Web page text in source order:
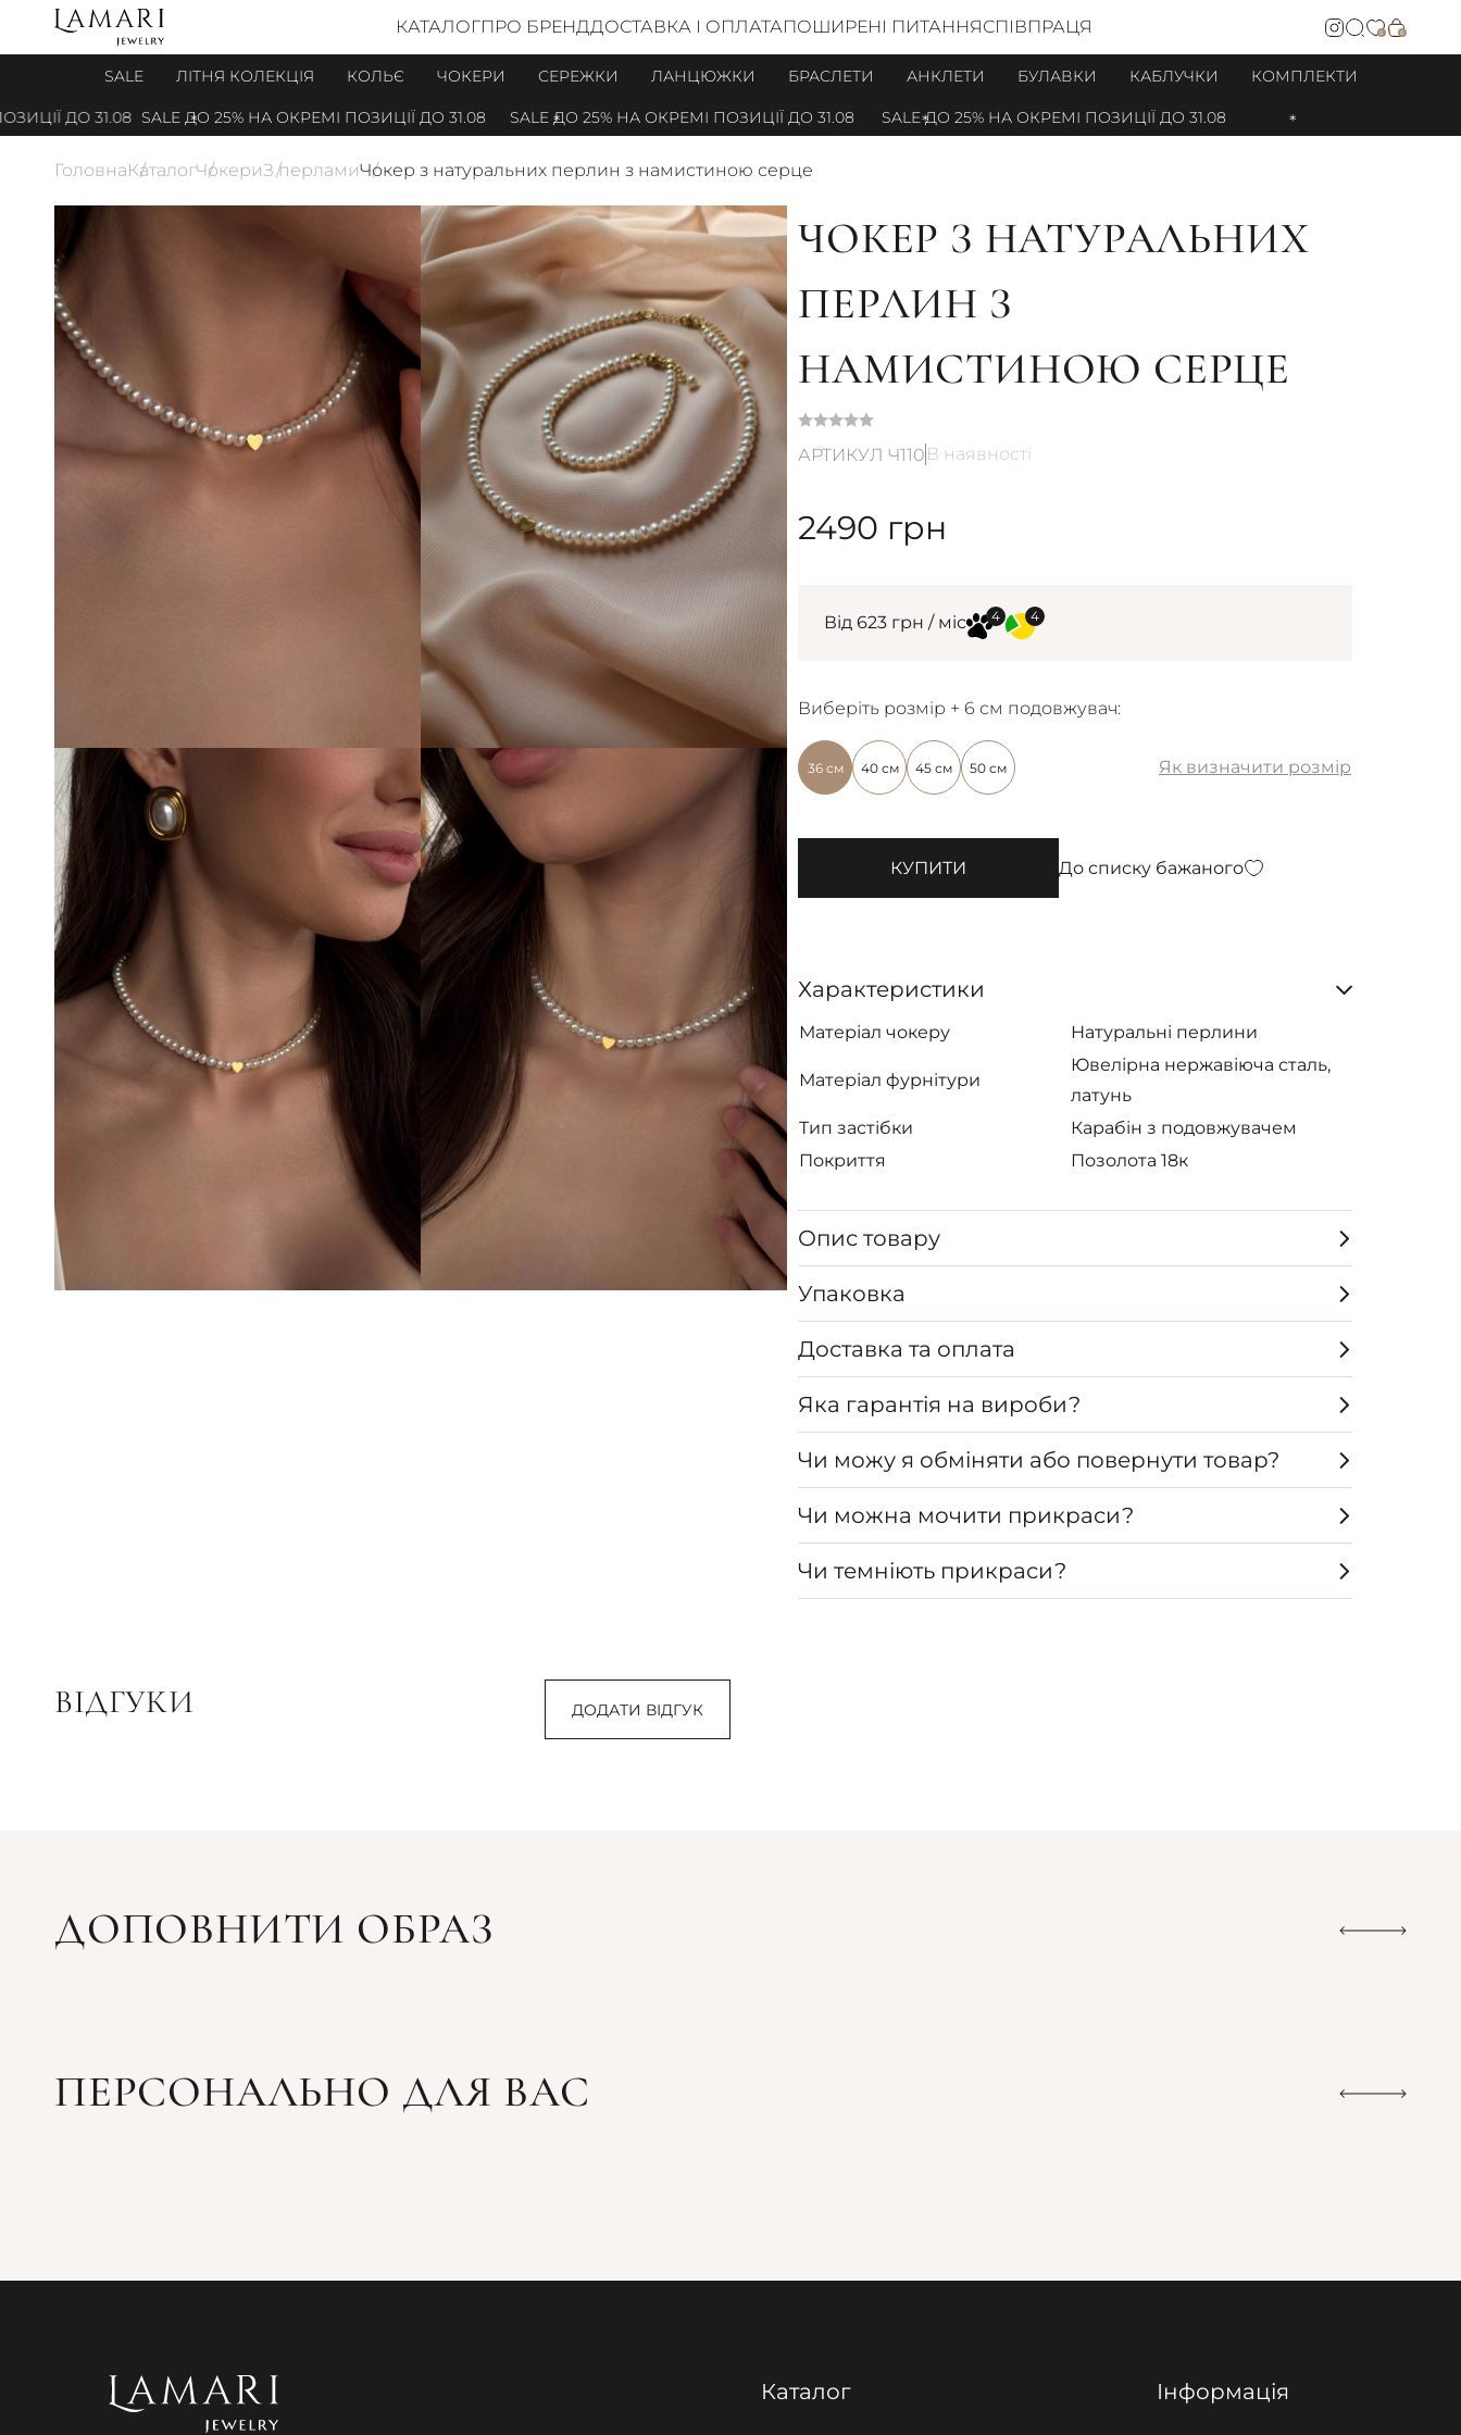
КАТАЛОГПРО БРЕНДДОСТАВКА І ОПЛАТАПОШИРЕНІ ПИТАННЯСПІВПРАЦЯ 0 0
SALE ЛІТНЯ КОЛЕКЦІЯ КОЛЬЄ ЧОКЕРИ СЕРЕЖКИ ЛАНЦЮЖКИ БРАСЛЕТИ АНКЛЕТИ БУЛАВКИ КАБЛУЧКИ КОМПЛЕКТИ
ДО 31.08 SALE ДО 25% НА ОКРЕМІ ПОЗИЦІЇ ДО 31.08 SALE ДО 25% НА ОКРЕМІ ПОЗИЦІЇ ДО 31.08 SALE ДО 25% НА ОКРЕМІ ПОЗИЦІЇ ДО 31.08
ГоловнаКаталогЧокериЗ перламиЧокер з натуральних перлин з намистиною серце
ЧОКЕР З НАТУРАЛЬНИХ
ПЕРЛИН З
НАМИСТИНОЮ СЕРЦЕ
АРТИКУЛ Ч110 В наявності
2490 грн
Від 623 грн / міс
Виберіть розмір + 6 см подовжувач:
36 см 40 см 45 см 50 см Як визначити розмір
КУПИТИ До списку бажаного
Характеристики
Матеріал чокеру Натуральні перлини
Матеріал фурнітури
Ювелірна нержавіюча сталь,
латунь
Тип застібки
Карабін з подовжувачем
Покриття
Позолота 18к
Опис товару
Упаковка
Доставка та оплата
Яка гарантія на вироби?
Чи можу я обміняти або повернути товар?
Чи можна мочити прикраси?
Чи темніють прикраси?
ВІДГУКИ ДОДАТИ ВІДГУК
ДОПОВНИТИ ОБРАЗ
ПЕРСОНАЛЬНО ДЛЯ ВАС
Каталог Інформація